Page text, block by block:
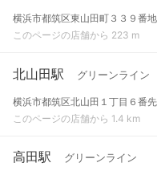
横浜市都筑区東山田町３３９番地
このページの店舗から 223 m
北山田駅 グリーンライン
横浜市都筑区北山田１丁目６番先
このページの店舗から 1.4 km
高田駅 グリーンライン